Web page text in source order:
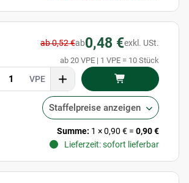
ab 0,52 €ab0,48 €exkl. USt.
ab 20 VPE | 1 VPE = 10 Stück
VPE
Staffelpreise anzeigen
Summe: 1 ×0,90 € = 0,90 €
Lieferzeit: sofort lieferbar